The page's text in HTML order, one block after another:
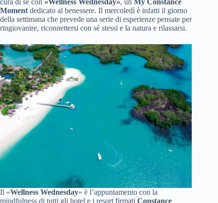
cura di sé con «Wellness Wednesday», un My Constance
Moment dedicato al benessere. Il mercoledì è infatti il giorno
della settimana che prevede una serie di esperienze pensate per
ringiovanire, riconnettersi con sé stessi e la natura e rilassarsi.
Il «Wellness Wednesday» è l’appuntamento con la
mindfulness di tutti gli hotel e i resort firmati Constance